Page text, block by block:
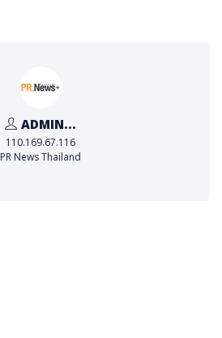
ADMIN...
110.169.67.116
PR News Thailand